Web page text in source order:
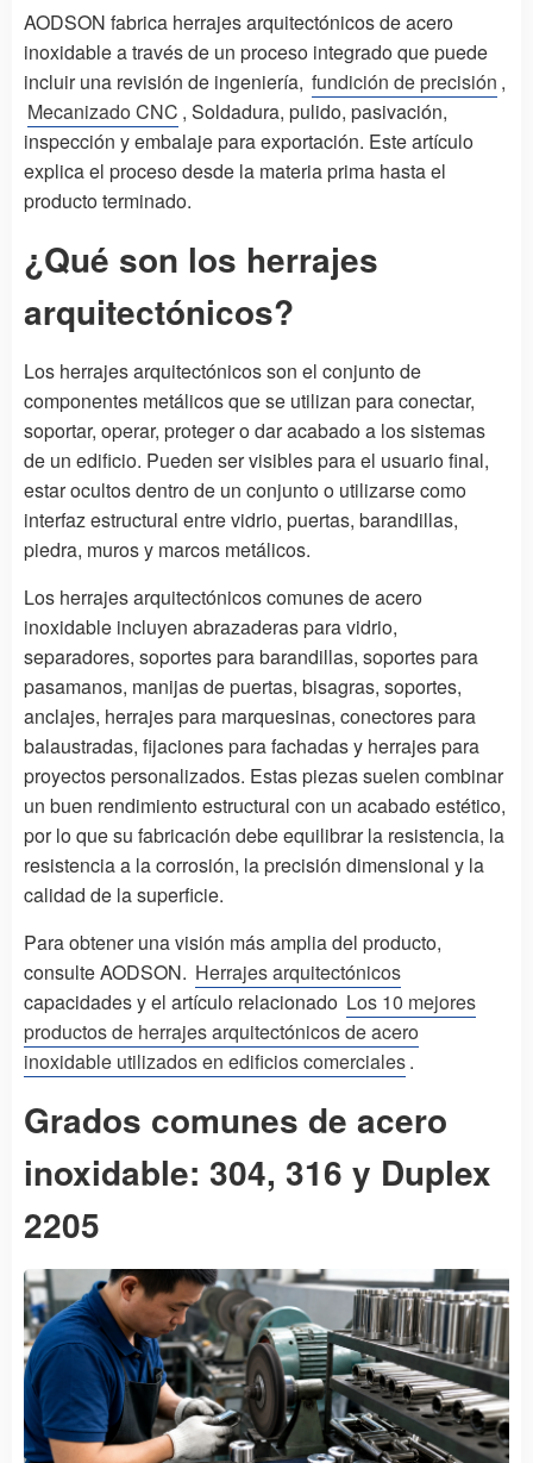
AODSON fabrica herrajes arquitectónicos de acero
inoxidable a través de un proceso integrado que puede
incluir una revisión de ingeniería, fundición de precisión ,
Mecanizado CNC , Soldadura, pulido, pasivación,
inspección y embalaje para exportación. Este artículo
explica el proceso desde la materia prima hasta el
producto terminado.
¿Qué son los herrajes
arquitectónicos?
Los herrajes arquitectónicos son el conjunto de
componentes metálicos que se utilizan para conectar,
soportar, operar, proteger o dar acabado a los sistemas
de un edificio. Pueden ser visibles para el usuario final,
estar ocultos dentro de un conjunto o utilizarse como
interfaz estructural entre vidrio, puertas, barandillas,
piedra, muros y marcos metálicos.
Los herrajes arquitectónicos comunes de acero
inoxidable incluyen abrazaderas para vidrio,
separadores, soportes para barandillas, soportes para
pasamanos, manijas de puertas, bisagras, soportes,
anclajes, herrajes para marquesinas, conectores para
balaustradas, fijaciones para fachadas y herrajes para
proyectos personalizados. Estas piezas suelen combinar
un buen rendimiento estructural con un acabado estético,
por lo que su fabricación debe equilibrar la resistencia, la
resistencia a la corrosión, la precisión dimensional y la
calidad de la superficie.
Para obtener una visión más amplia del producto,
consulte AODSON. Herrajes arquitectónicos
capacidades y el artículo relacionado Los 10 mejores
productos de herrajes arquitectónicos de acero
inoxidable utilizados en edificios comerciales.
Grados comunes de acero
inoxidable: 304, 316 y Duplex
2205